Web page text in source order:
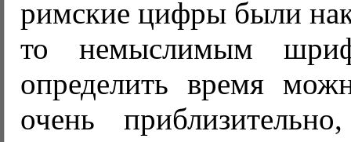
римские цифры были
то немыслимым
определить время
очень